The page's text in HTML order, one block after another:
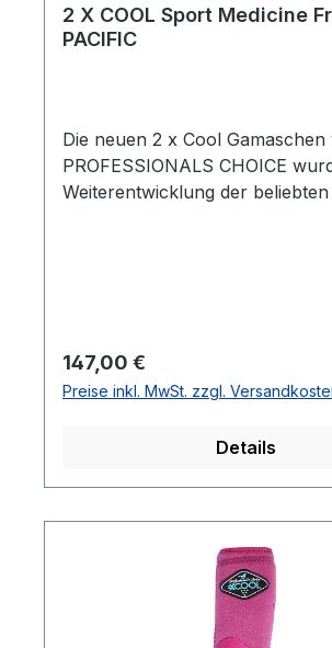
2 X COOL Sport Medicine
PACIFIC
Die neuen 2 x Cool Gamaschen
PROFESSIONALS CHOICE
Weiterentwicklung der
Komfort, Kühlung und
gewährleisten. Das Futter der
Gamaschen besteht aus 2XCool
das kühlende Minerale enthält
Feuchtigkeit ableitet .Die neue,
und Haltbarkeit ohne die
einzuschränken.Die „ 2XCool“
Medicine Boots halten die
trocken, kühl und geschützt.
Regulärer Preis:
147,00 €
Preise inkl. MwSt. zzgl.
Details